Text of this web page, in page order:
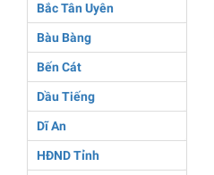
Bắc Tân Uyên
Bàu Bàng
Bến Cát
Dầu Tiếng
Dĩ An
HĐND Tỉnh